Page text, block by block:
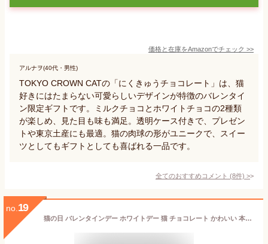
価格と在庫をAmazonでチェック >>
アルナヲ(40代・男性)
TOKYO CROWN CATの「にくきゅうチョコレート」は、猫
好きにはたまらない可愛らしいデザインが特徴のバレンタイ
ン限定ギフトです。ミルクチョコとホワイトチョコの2種類
が楽しめ、見た目も味も満足。透明ケース付きで、プレゼン
トや東京土産にも最適。猫の肉球の形がユニークで、スイー
ツとしてもギフトとしても喜ばれる一品です。
全てのおすすめコメント (8件) >
no. 19
猫の日 バレンタインデー ホワイトデー 猫 チョコレート かわいい 本命 個包装 お菓子 ねこ 猫 ネコ 練り切り 猫 お菓子 母の日 和菓子 プレゼントクーポン【かわいい ねこチョコ お菓子 大福6個 】練り切り餡 お礼 お取り寄せグルメ 生菓子 和菓子 手作り 練り切り